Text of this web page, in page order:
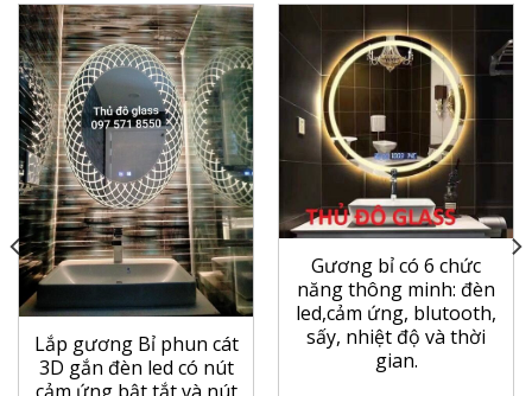
Lắp gương Bỉ phun cát
3D gắn đèn led có nút
Gương bỉ có 6 chức
năng thông minh: đèn
led,cảm ứng, blutooth,
sấy, nhiệt độ và thời
gian.